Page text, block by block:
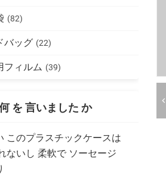
(82)
バッグ (22)
フィルム (39)
を 言いました か
このプラスチックケースは
ないし 柔軟で ソーセージ